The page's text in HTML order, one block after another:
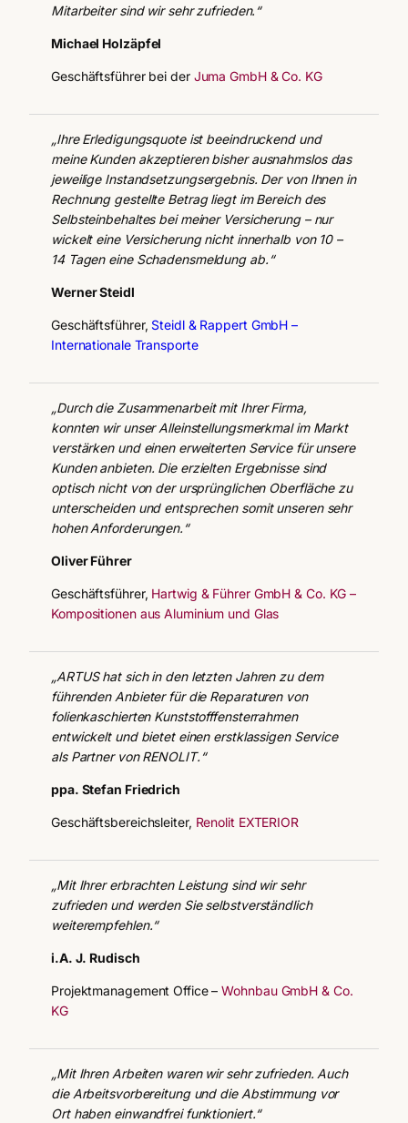
Mitarbeiter sind wir sehr zufrieden.“
Michael Holzäpfel
Geschäftsführer bei der Juma GmbH & Co. KG
„Ihre Erledigungsquote ist beeindruckend und
meine Kunden akzeptieren bisher ausnahmslos das
jeweilige Instandsetzungsergebnis. Der von Ihnen in
Rechnung gestellte Betrag liegt im Bereich des
Selbsteinbehaltes bei meiner Versicherung – nur
wickelt eine Versicherung nicht innerhalb von 10 –
14 Tagen eine Schadensmeldung ab.“
Werner Steidl
Geschäftsführer, Steidl & Rappert GmbH –
Internationale Transporte
„Durch die Zusammenarbeit mit Ihrer Firma,
konnten wir unser Alleinstellungsmerkmal im Markt
verstärken und einen erweiterten Service für unsere
Kunden anbieten. Die erzielten Ergebnisse sind
optisch nicht von der ursprünglichen Oberfläche zu
unterscheiden und entsprechen somit unseren sehr
hohen Anforderungen.“
Oliver Führer
Geschäftsführer, Hartwig & Führer GmbH & Co. KG –
Kompositionen aus Aluminium und Glas
„ARTUS hat sich in den letzten Jahren zu dem
führenden Anbieter für die Reparaturen von
folienkaschierten Kunststofffensterrahmen
entwickelt und bietet einen erstklassigen Service
als Partner von RENOLIT.“
ppa. Stefan Friedrich
Geschäftsbereichsleiter, Renolit EXTERIOR
„Mit Ihrer erbrachten Leistung sind wir sehr
zufrieden und werden Sie selbstverständlich
weiterempfehlen.“
i.A. J. Rudisch
Projektmanagement Office –Wohnbau GmbH & Co.
KG
„Mit Ihren Arbeiten waren wir sehr zufrieden. Auch
die Arbeitsvorbereitung und die Abstimmung vor
Ort haben einwandfrei funktioniert.“